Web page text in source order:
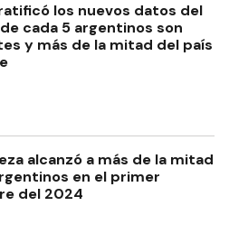
ratificó los nuevos datos del
de cada 5 argentinos son
y más de la mitad del país
alcanzó a más de la mitad
en el primer
del 2024